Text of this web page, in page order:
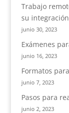
Trabajo
su
junio 30, 2023
Exámenes
junio 16, 2023
Formatos
junio 7, 2023
Pasos para
junio 2, 2023